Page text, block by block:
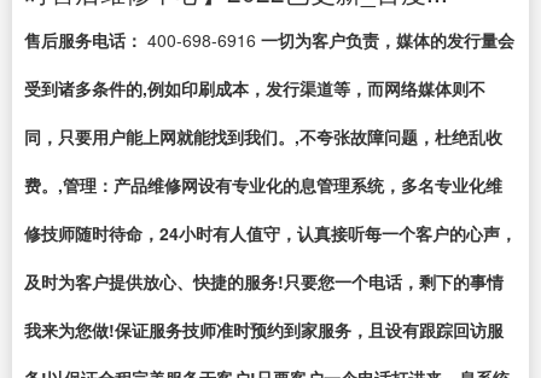
售后服务电话： 400-698-6916 一切为客户负责，媒体的发行量会
受到诸多条件的,例如印刷成本，发行渠道等，而网络媒体则不
同，只要用户能上网就能找到我们。,不夸张故障问题，杜绝乱收
费。,管理：产品维修网设有专业化的息管理系统，多名专业化维
修技师随时待命，24小时有人值守，认真接听每一个客户的心声，
及时为客户提供放心、快捷的服务!只要您一个电话，剩下的事情
我来为您做!保证服务技师准时预约到家服务，且设有跟踪回访服